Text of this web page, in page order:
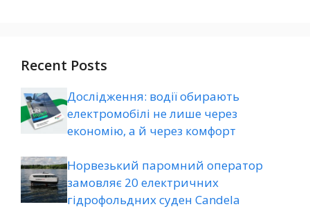
Recent Posts
Дослідження: водії обирають
електромобілі не лише через
економію, а й через комфорт
Норвезький паромний оператор
замовляє 20 електричних
гідрофольдних суден Candela